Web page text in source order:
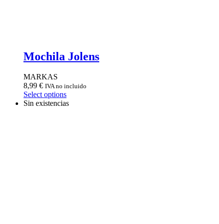
Mochila Jolens
MARKAS
8,99 € IVA no incluido
Select options
Sin existencias